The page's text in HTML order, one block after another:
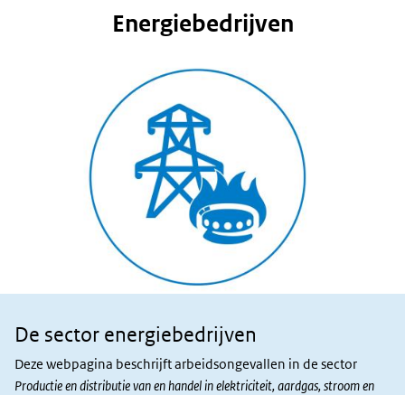
Energiebedrijven
Sector en
slachtoffers
De sector energiebedrijven
Deze webpagina beschrijft arbeidsongevallen in de sector
Productie en distributie van en handel in elektriciteit, aardgas, stroom en